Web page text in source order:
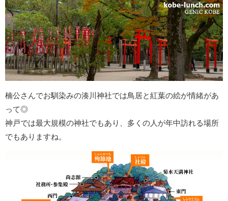
楠公さんでお馴染みの湊川神社では鳥居と紅葉の絵が情緒があ
って◎
神戸では最大規模の神社でもあり、多くの人が年中訪れる場所
でもありますね。